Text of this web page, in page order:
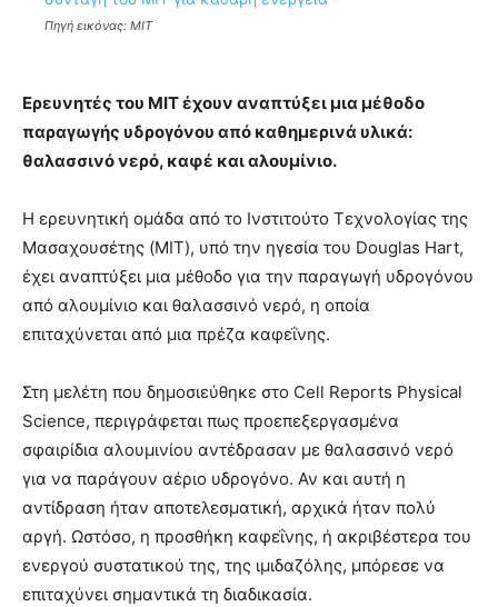
Πηγή εικόνας: MIT
Ερευνητές του MIT έχουν αναπτύξει μια μέθοδο
παραγωγής υδρογόνου από καθημερινά υλικά:
θαλασσινό νερό, καφέ και αλουμίνιο.
Η ερευνητική ομάδα από το Ινστιτούτο Τεχνολογίας της
Μασαχουσέτης (MIT), υπό την ηγεσία του Douglas Hart,
έχει αναπτύξει μια μέθοδο για την παραγωγή υδρογόνου
από αλουμίνιο και θαλασσινό νερό, η οποία
επιταχύνεται από μια πρέζα καφεΐνης.
Στη μελέτη που δημοσιεύθηκε στο Cell Reports Physical
Science, περιγράφεται πως προεπεξεργασμένα
σφαιρίδια αλουμινίου αντέδρασαν με θαλασσινό νερό
για να παράγουν αέριο υδρογόνο. Αν και αυτή η
αντίδραση ήταν αποτελεσματική, αρχικά ήταν πολύ
αργή. Ωστόσο, η προσθήκη καφεΐνης, ή ακριβέστερα του
ενεργού συστατικού της, της ιμιδαζόλης, μπόρεσε να
επιταχύνει σημαντικά τη διαδικασία.